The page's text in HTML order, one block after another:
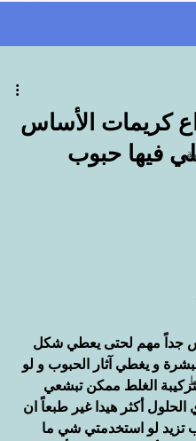
كريمات الأساس
فيها حبوب
جداً مهم لحتى يعطي شكل
و يغطي آثار الحبوب و لو
الغلط ممكن تبشعي
أكثر هيدا غير طبعاً ان
تزيد لو استخدمتي شي ما